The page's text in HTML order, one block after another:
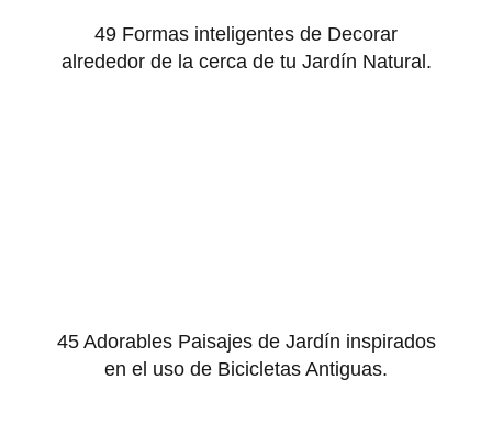
49 Formas inteligentes de Decorar
alrededor de la cerca de tu Jardín Natural.
45 Adorables Paisajes de Jardín inspirados
en el uso de Bicicletas Antiguas.